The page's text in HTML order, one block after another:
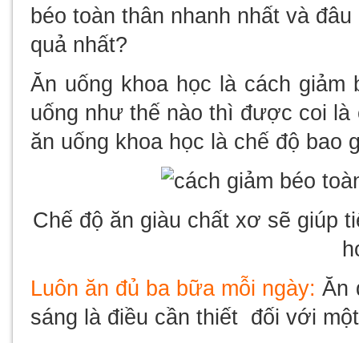
béo toàn thân nhanh nhất và
quả nhất?
Ăn uống khoa học là cách giảm
uống như thế nào thì được coi là
ăn uống khoa học là chế độ bao
Chế độ ăn giàu chất xơ sẽ giúp
Luôn ăn đủ ba bữa mỗi ngày: Ăn
sáng là điều cần thiết đối với